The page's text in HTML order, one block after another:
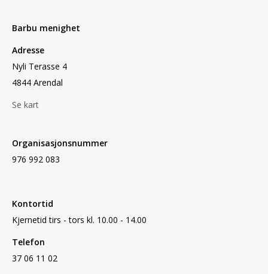
Barbu menighet
Adresse
Nyli Terasse 4
4844 Arendal
Se kart
Organisasjonsnummer
976 992 083
Kontortid
Kjernetid tirs - tors kl. 10.00 - 14.00
Telefon
37 06 11 02